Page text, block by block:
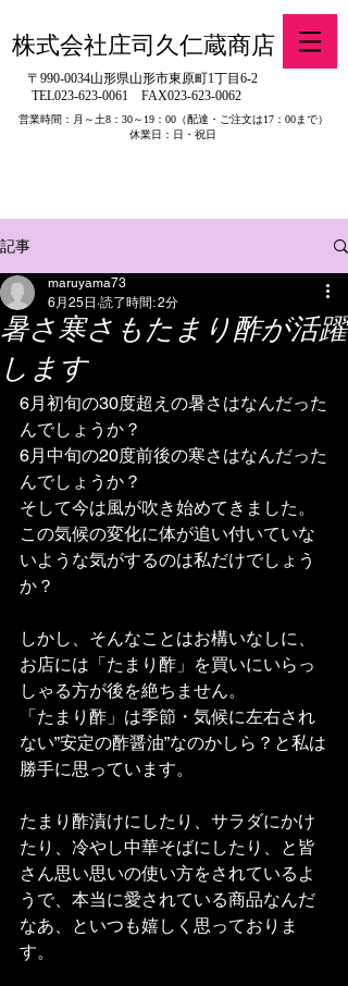
株式会社庄司久仁蔵商店
〒990-0034山形県山形市東原町1丁目6-2
TEL023-623-0061 FAX023-623-0062
営業時間：月～土8：30～19：00（配達・ご注文は17：00まで）
休業日：日・祝日
記事
暑さ寒さもたまり酢が活躍
します
maruyama73
6月25日 読了時間: 2分
6月初旬の30度超えの暑さはなんだった
んでしょうか？
6月中旬の20度前後の寒さはなんだった
んでしょうか？
そして今は風が吹き始めてきました。
この気候の変化に体が追い付いていな
いような気がするのは私だけでしょう
か？
しかし、そんなことはお構いなしに、
お店には「たまり酢」を買いにいらっ
しゃる方が後を絶ちません。
「たまり酢」は季節・気候に左右され
ない”安定の酢醤油”なのかしら？と私は
勝手に思っています。
たまり酢漬けにしたり、サラダにかけ
たり、冷やし中華そばにしたり、と皆
さん思い思いの使い方をされているよ
うで、本当に愛されている商品なんだ
なあ、といつも嬉しく思っておりま
す。